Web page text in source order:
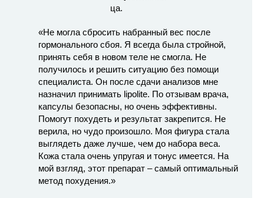
«Не могла сбросить набранный вес после
гормонального сбоя. Я всегда была стройной,
принять себя в новом теле не смогла. Не
получилось и решить ситуацию без помощи
специалиста. Он после сдачи анализов мне
назначил принимать lipolite. По отзывам врача,
капсулы безопасны, но очень эффективны.
Помогут похудеть и результат закрепится. Не
верила, но чудо произошло. Моя фигура стала
выглядеть даже лучше, чем до набора веса.
Кожа стала очень упругая и тонус имеется. На
мой взгляд, этот препарат – самый оптимальный
метод похудения.»